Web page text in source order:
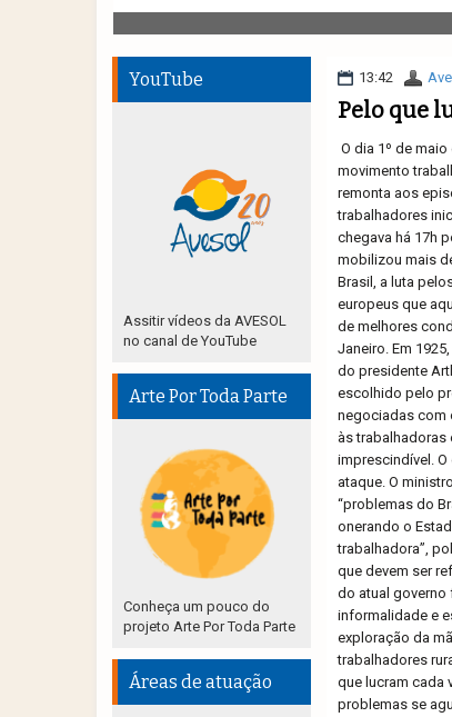
13:42
Pelo que
O dia 1º de
movimento
remonta aos
trabalhadores
chegava há 17h
mobilizou mais
Brasil, a luta
europeus que
de melhores
Janeiro. Em
do presidente
escolhido pelo
negociadas com
às trabalhadoras
imprescindível.
ataque. O
“problemas do
onerando o
trabalhadora”,
que devem ser
do atual governo
informalidade e
exploração da
trabalhadores
que lucram cada
problemas se
YouTube
Assitir vídeos da AVESOL
no canal de YouTube
Arte Por Toda Parte
Conheça um pouco do
projeto Arte Por Toda Parte
Áreas de atuação